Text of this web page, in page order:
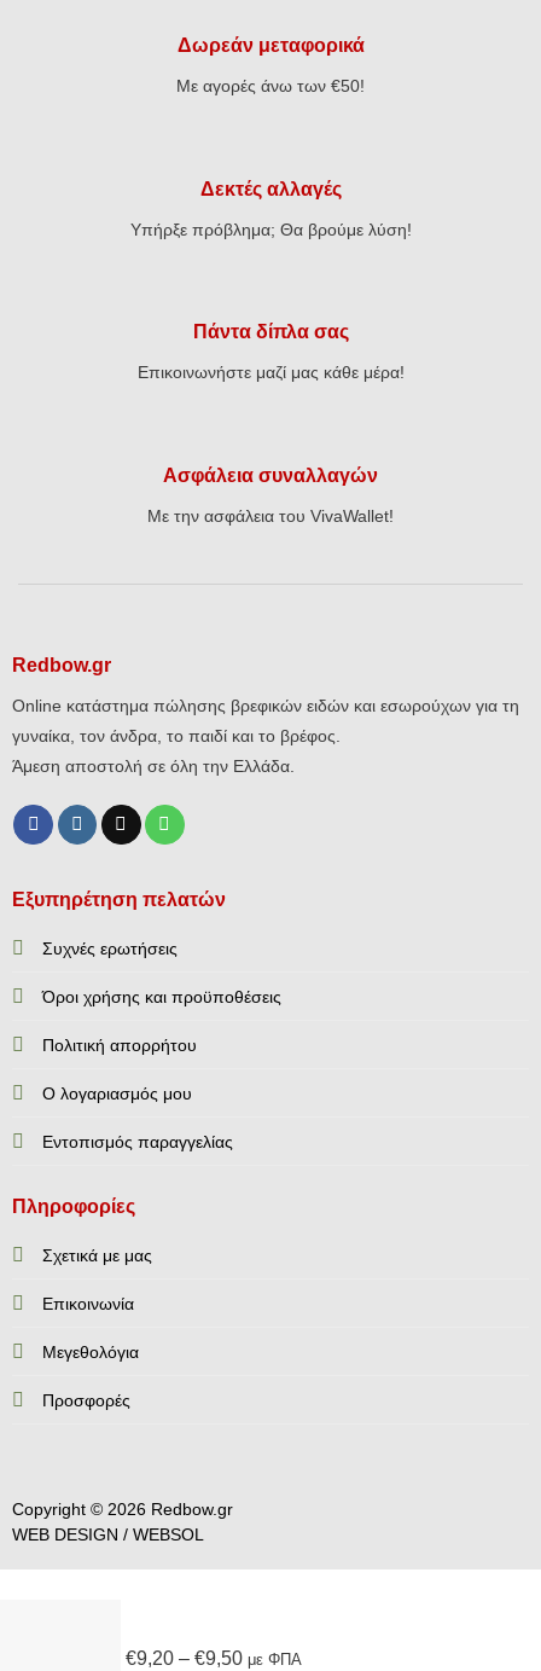
Δωρεάν μεταφορικά
Με αγορές άνω των €50!
Δεκτές αλλαγές
Υπήρξε πρόβλημα; Θα βρούμε λύση!
Πάντα δίπλα σας
Επικοινωνήστε μαζί μας κάθε μέρα!
Ασφάλεια συναλλαγών
Με την ασφάλεια του VivaWallet!
Redbow.gr
Online κατάστημα πώλησης βρεφικών ειδών και εσωρούχων για τη
γυναίκα, τον άνδρα, το παιδί και το βρέφος.
Άμεση αποστολή σε όλη την Ελλάδα.
Εξυπηρέτηση πελατών
Συχνές ερωτήσεις
Όροι χρήσης και προϋποθέσεις
Πολιτική απορρήτου
Ο λογαριασμός μου
Εντοπισμός παραγγελίας
Πληροφορίες
Σχετικά με μας
Επικοινωνία
Mεγεθολόγια
Προσφορές
Copyright © 2026 Redbow.gr
WEB DESIGN / WEBSOL
€9,20 – €9,50 με ΦΠΑ